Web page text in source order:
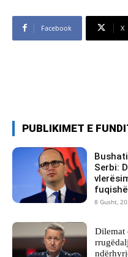
Facebook X
PUBLIKIMET E
Serbi:
8 Gusht,
Dilemat